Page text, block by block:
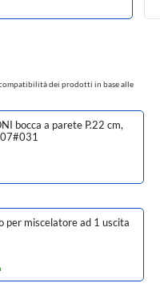
dei prodotti in base alle
bocca a parete P.22 cm,
per miscelatore ad 1 uscita